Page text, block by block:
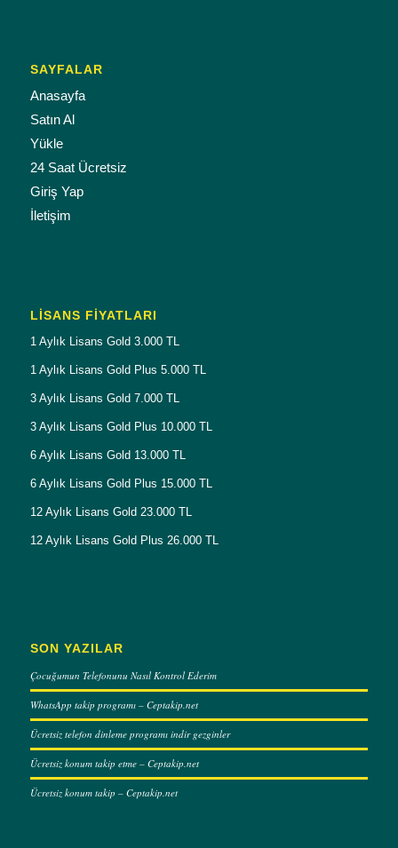
SAYFALAR
Anasayfa
Satın Al
Yükle
24 Saat Ücretsiz
Giriş Yap
İletişim
LISANS FIYATLARI
1 Aylık Lisans Gold 3.000 TL
1 Aylık Lisans Gold Plus 5.000 TL
3 Aylık Lisans Gold 7.000 TL
3 Aylık Lisans Gold Plus 10.000 TL
6 Aylık Lisans Gold 13.000 TL
6 Aylık Lisans Gold Plus 15.000 TL
12 Aylık Lisans Gold 23.000 TL
12 Aylık Lisans Gold Plus 26.000 TL
SON YAZILAR
Çocuğumun Telefonunu Nasıl Kontrol Ederim
WhatsApp takip programı – Ceptakip.net
Ücretsiz telefon dinleme programı indir gezginler
Ücretsiz konum takip etme – Ceptakip.net
Ücretsiz konum takip – Ceptakip.net